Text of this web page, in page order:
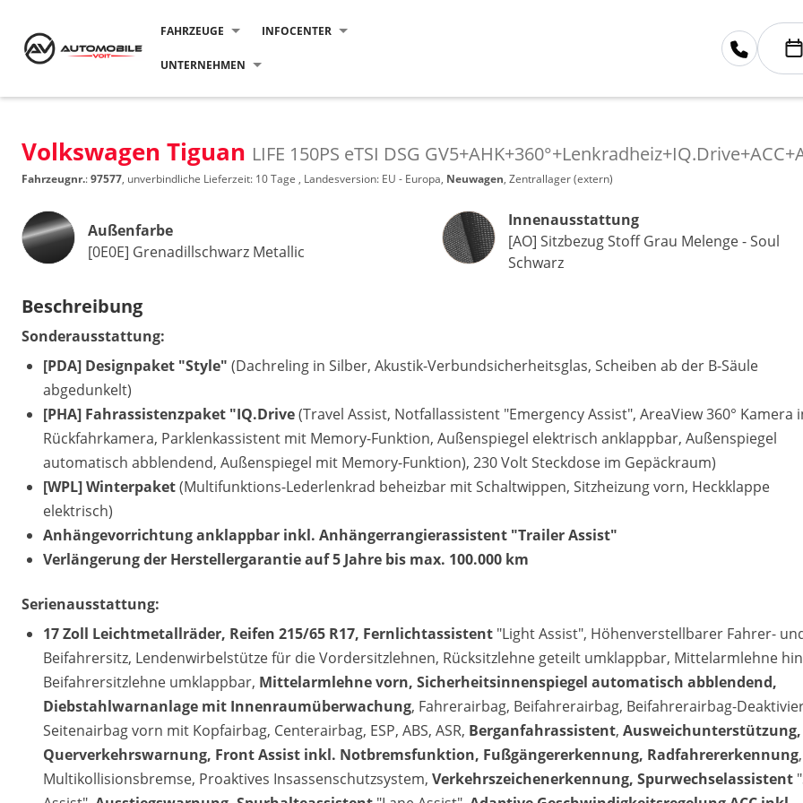
FAHRZEUGE INFOCENTER
UNTERNEHMEN
Volkswagen Tiguan LIFE 150PS eTSI DSG
Fahrzeugnr.:97577, unverbindliche Lieferzeit: 10 Tage , Landesversion: EU - Europa, Neuwagen, Zentrallager (extern)
E-Mail
m.voit@automobile-
Termin buchen
Außenfarbe
[0E0E] Grenadillschwarz Metallic
InnenausstattungInnenausstattung
[AO] Sitzbezug Stoff Grau Melenge - Soul
Schwarz
Beschreibung
Sonderausstattung:
[PDA] Designpaket "Style" (Dachreling in Silber, Akustik-Verbundsicherheitsglas, Scheiben ab der B-Säule
abgedunkelt)
[PHA] Fahrassistenzpaket "IQ.Drive(Travel Assist, Notfallassistent "Emergency Assist", AreaView 360° Kamera
Rückfahrkamera, Parklenkassistent mit Memory-Funktion, Außenspiegel elektrisch anklappbar, Außenspiegel
automatisch abblendend, Außenspiegel mit Memory-Funktion), 230 Volt Steckdose im Gepäckraum)
[WPL] Winterpaket(Multifunktions-Lederlenkrad beheizbar mit Schaltwippen, Sitzheizung vorn, Heckklappe
elektrisch)
Anhängevorrichtung anklappbar inkl. Anhängerrangierassistent "Trailer Assist"
Verlängerung der Herstellergarantie auf 5 Jahre bis max. 100.000 km
Serienausstattung:
17 Zoll Leichtmetallräder, Reifen 215/65 R17, Fernlichtassistent "Light Assist", Höhenverstellbarer Fahrer-
Beifahrersitz, Lendenwirbelstütze für die Vordersitzlehnen, Rücksitzlehne geteilt umklappbar, Mittelarmlehne
Beifahrersitzlehne umklappbar, Mittelarmlehne vorn, Sicherheitsinnenspiegel automatisch abblendend,
Diebstahlwarnanlage mit Innenraumüberwachung, Fahrerairbag, Beifahrerairbag, Beifahrerairbag-
Seitenairbag vorn mit Kopfairbag, Centerairbag, ESP, ABS, ASR, Berganfahrassistent, Ausweichunterstützung,
Querverkehrswarnung, Front Assist inkl. Notbremsfunktion, Fußgängererkennung, Radfahrererkennung,
Multikollisionsbremse, Proaktives Insassenschutzsystem, Verkehrszeichenerkennung, Spurwechselassistent